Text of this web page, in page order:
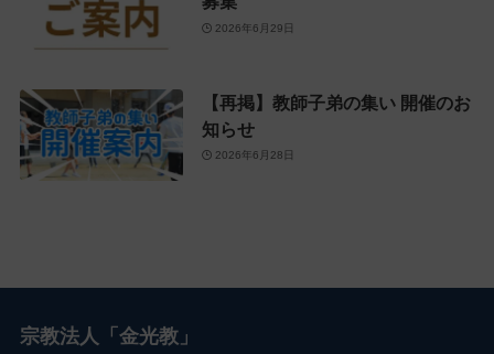
2026年6月29日
【再掲】教師子弟の集い 開催のお
知らせ
2026年6月28日
宗教法人「金光教」